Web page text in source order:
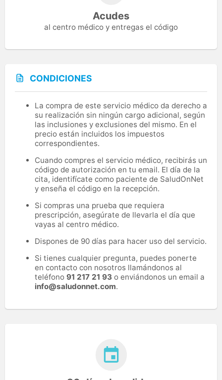
Acudes
al centro médico y entregas el código
CONDICIONES
La compra de este servicio médico da derecho a
su realización sin ningún cargo adicional, según
las inclusiones y exclusiones del mismo. En el
precio están incluidos los impuestos
correspondientes.
Cuando compres el servicio médico, recibirás un
código de autorización en tu email. El día de la
cita, identifícate como paciente de SaludOnNet
y enseña el código en la recepción.
Si compras una prueba que requiera
prescripción, asegúrate de llevarla el día que
vayas al centro médico.
Dispones de 90 días para hacer uso del servicio.
Si tienes cualquier pregunta, puedes ponerte
en contacto con nosotros llamándonos al
teléfono 91 217 21 93 o enviándonos un email a
info@saludonnet.com.